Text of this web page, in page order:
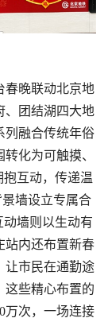
春晚联动北京地
、团结湖四大地
列融合传统年俗
化为可触摸、
抱互动，传递温
景墙设立专属合
动墙则以生动有
站内还布置新春
让市民在通勤途
这些精心布置的
万次，一场连接